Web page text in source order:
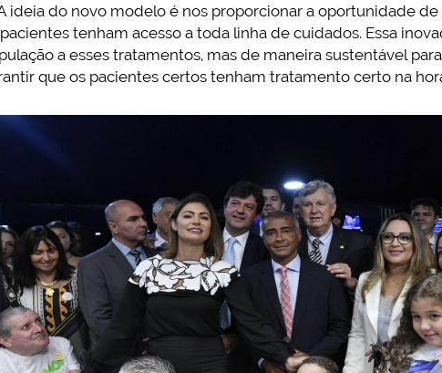
ideia do novo modelo é nos proporcionar a oportunidade
tenham acesso a toda linha de cuidados. Essa
a esses tratamentos, mas de maneira sustentável
que os pacientes certos tenham tratamento certo na